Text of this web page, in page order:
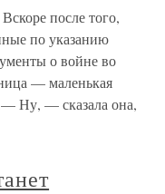
после того,
по указанию
о войне во
— маленькая
Ну, — сказала она,